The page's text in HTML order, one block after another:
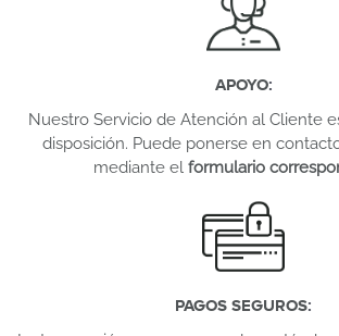
APOYO:
Nuestro Servicio de Atención al Cliente
disposición. Puede ponerse en
mediante el formulario
PAGOS SEGUROS: